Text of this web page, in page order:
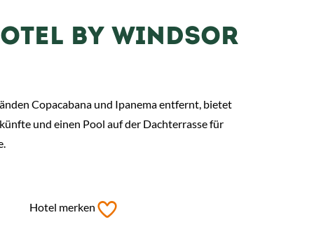
BY WINDSOR
Copacabana und Ipanema entfernt, bietet
und einen Pool auf der Dachterrasse für
Hotel merken